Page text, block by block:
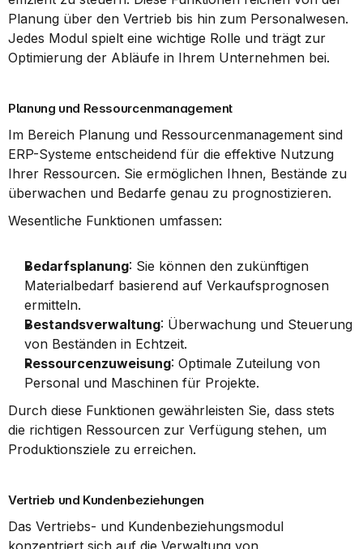
Planung über den Vertrieb bis hin zum Personalwesen.
Jedes Modul spielt eine wichtige Rolle und trägt zur
Optimierung der Abläufe in Ihrem Unternehmen bei.
Planung und Ressourcenmanagement
Im Bereich Planung und Ressourcenmanagement sind
ERP-Systeme entscheidend für die effektive Nutzung
Ihrer Ressourcen. Sie ermöglichen Ihnen, Bestände zu
überwachen und Bedarfe genau zu prognostizieren.
Wesentliche Funktionen umfassen:
Bedarfsplanung: Sie können den zukünftigen
Materialbedarf basierend auf Verkaufsprognosen
ermitteln.
Bestandsverwaltung: Überwachung und Steuerung
von Beständen in Echtzeit.
Ressourcenzuweisung: Optimale Zuteilung von
Personal und Maschinen für Projekte.
Durch diese Funktionen gewährleisten Sie, dass stets
die richtigen Ressourcen zur Verfügung stehen, um
Produktionsziele zu erreichen.
Vertrieb und Kundenbeziehungen
Das Vertriebs- und Kundenbeziehungsmodul